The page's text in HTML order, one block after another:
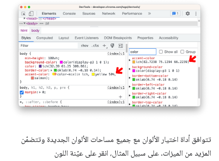
تتوافق أداة اختيار الألوان مع جميع مساحات الألوان الجديدة وتتضمّن
المزيد من الميزات. على سبيل المثال، انقر على عيّنة اللون